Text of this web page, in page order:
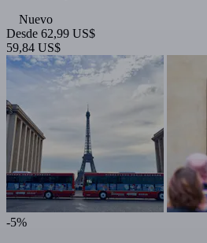
Nuevo
Desde 62,99 US$
59,84 US$
-5%